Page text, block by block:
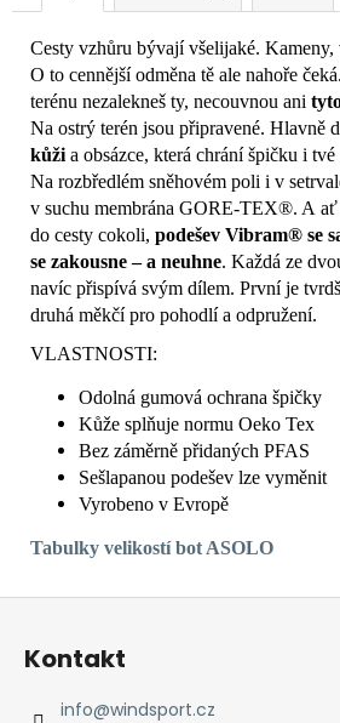
Cesty vzhůru bývají všelijaké. Kameny,
O to cennější odměna tě ale nahoře
terénu nezalekneš ty, necouvnou ani
Na ostrý terén jsou připravené. Hlavně
kůži a obsázce, která chrání špičku i
Na rozbředlém sněhovém poli i v
v suchu membrána GORE-TEX®. A ať
do cesty cokoli, podešev Vibram® se
se zakousne – a neuhne. Každá ze
navíc přispívá svým dílem. První je
druhá měkčí pro pohodlí a odpružení.
VLASTNOSTI:
Odolná gumová ochrana špičky
Kůže splňuje normu Oeko Tex
Bez záměrně přidaných PFAS
Sešlapanou podešev lze vyměnit
Vyrobeno v Evropě
Tabulky velikostí bot ASOLO
Z
Kontakt
info@windsport.cz